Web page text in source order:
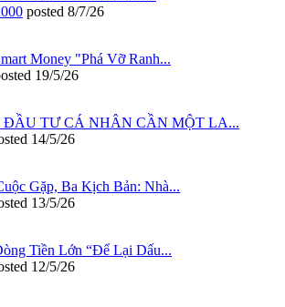
posted 8/7/26
Money "Phá Vỡ Ranh...
19/5/26
ĐẦU TƯ CÁ NHÂN CẦN MỘT LA...
14/5/26
Gặp, Ba Kịch Bản: Nhà...
13/5/26
Tiền Lớn “Để Lại Dấu...
12/5/26